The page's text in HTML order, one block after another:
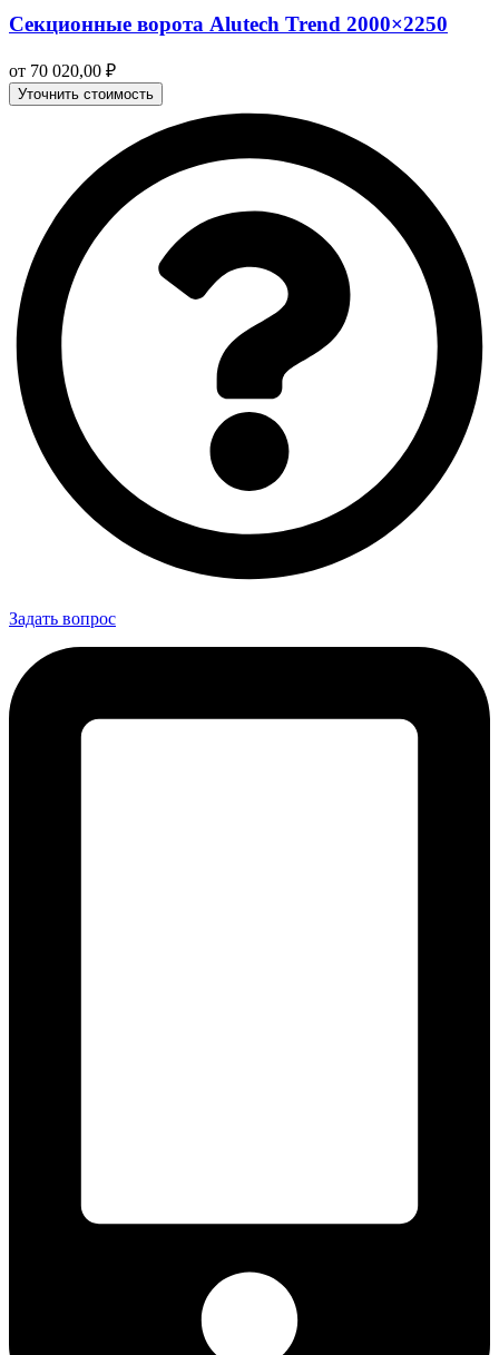
Секционные ворота Alutech Trend 2000×2250
от 70 020,00 ₽
Уточнить стоимость
Задать вопрос